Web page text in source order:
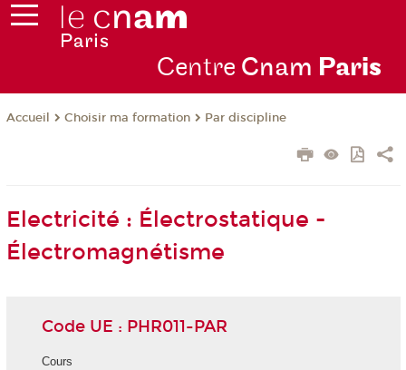
Centre Cnam Paris
Accueil Choisir ma formation Par discipline
Electricité : Électrostatique -
Électromagnétisme
Code UE : PHR011-PAR
Cours